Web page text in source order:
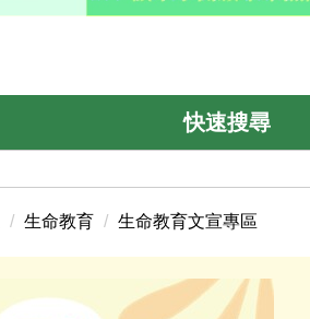
快速搜尋
生命教育 生命教育文宣專區